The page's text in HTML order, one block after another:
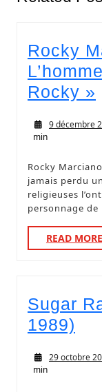
Rocky
Rocky »
9 décembre
min
Rocky Marciano est l’un des très rares boxeurs à n’avoir
jamais perdu
religieuses
personnage de
READ MORE
Sugar
1989)
29 octobre
min